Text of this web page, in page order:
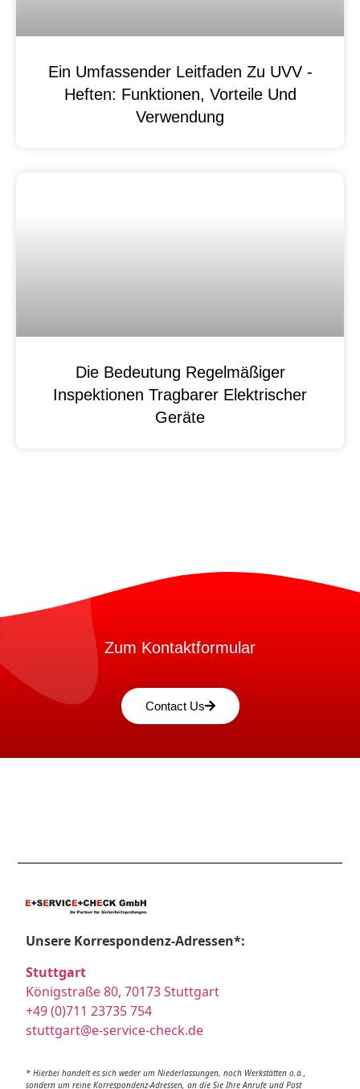
Ein Umfassender Leitfaden Zu UVV -
Heften: Funktionen, Vorteile Und
Verwendung
Die Bedeutung Regelmäßiger
Inspektionen Tragbarer Elektrischer
Geräte
Zum Kontaktformular
Contact Us
Unsere Korrespondenz-Adressen*:
Stuttgart
Königstraße 80, 70173 Stuttgart
+49 (0)711 23735 754
stuttgart@e-service-check.de
* Hierbei handelt es sich weder um Niederlassungen, noch Werkstätten o.ä.,
sondern um reine Korrespondenz-Adressen, an die Sie Ihre Anrufe und Post